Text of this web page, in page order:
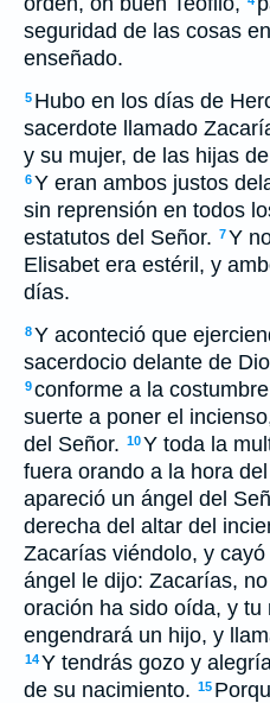
seguridad de las cosas
enseñado.
5 Hubo en los días de
sacerdote llamado
y su mujer, de las hijas
6Y eran ambos justos
sin reprensión en todos
estatutos del Señor. 7Y
Elisabet era estéril, y
días.
8Y aconteció que
sacerdocio delante de
9conforme a la
suerte a poner el
del Señor. 10Y toda la
fuera orando a la hora
apareció un ángel del
derecha del altar del
Zacarías viéndolo, y
ángel le dijo: Zacarías,
oración ha sido oída, y tu
engendrará un hijo, y
14Y tendrás gozo y
de su nacimiento. 15